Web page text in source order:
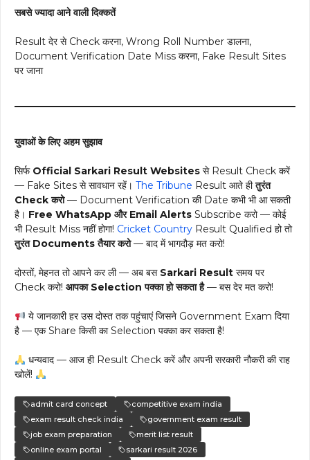
सबसे ज्यादा आने वाली दिक्कतें
Result देर से Check करना, Wrong Roll Number डालना,
Document Verification Date Miss करना, Fake Result Sites
पर जाना
युवाओं के लिए अहम सुझाव
सिर्फ Official Sarkari Result Websites से Result Check करें
— Fake Sites से सावधान रहें। The Tribune Result आते हीतुरंत
Check करो— Document Verification की Date कभी भी आ सकती
है। Free WhatsApp और Email Alerts Subscribe करो — कोई
भी Result Miss नहीं होगा! Cricket Country Result Qualified हो तो
तुरंत Documents तैयार करो— बाद में भागदौड़ मत करो!
दोस्तों, मेहनत तो आपने कर ली — अब बस Sarkari Result समय पर
Check करो! आपका Selection पक्का हो सकता है— बस देर मत करो!
ये जानकारी हर उस दोस्त तक पहुंचाएं जिसने Government Exam दिया
है — एक Share किसी का Selection पक्का कर सकता है!
धन्यवाद — आज ही Result Check करें और अपनी सरकारी नौकरी की राह
खोलें!
admit card concept
competitive exam india
exam result check india
government exam result
job exam preparation
merit list result
online exam portal
sarkari result 2026